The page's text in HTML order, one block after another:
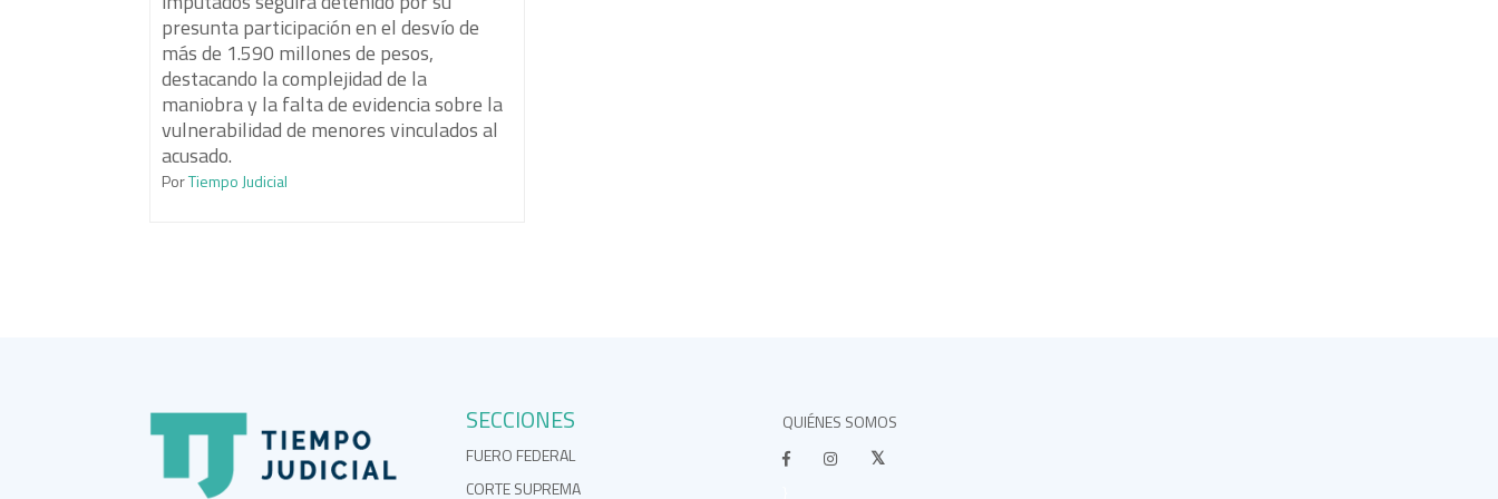
presunta participación en el desvío de
más de 1.590 millones de pesos,
destacando la complejidad de la
maniobra y la falta de evidencia sobre la
vulnerabilidad de menores vinculados al
acusado.
PorTiempo Judicial
SECCIONES
FUERO FEDERAL
CORTE SUPREMA
QUIÉNES SOMOS